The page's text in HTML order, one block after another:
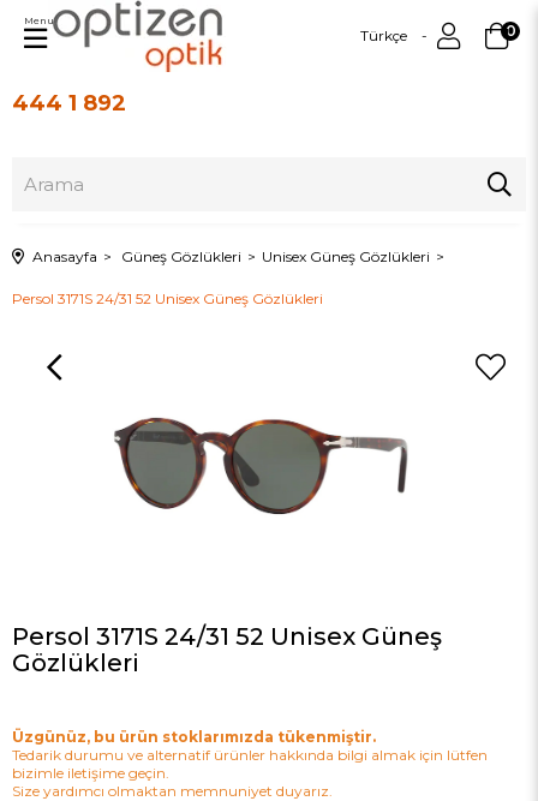
444 1 892
Türkçe 0
Menu
Anasayfa Güneş Gözlükleri Unisex Güneş Gözlükleri
Persol 3171S 24/31 52 Unisex Güneş Gözlükleri
Persol 3171S 24/31 52 Unisex Güneş
Gözlükleri
Üzgünüz, bu ürün stoklarımızda tükenmiştir.
Tedarik durumu ve alternatif ürünler hakkında bilgi almak için lütfen
bizimle iletişime geçin.
Size yardımcı olmaktan memnuniyet duyarız.